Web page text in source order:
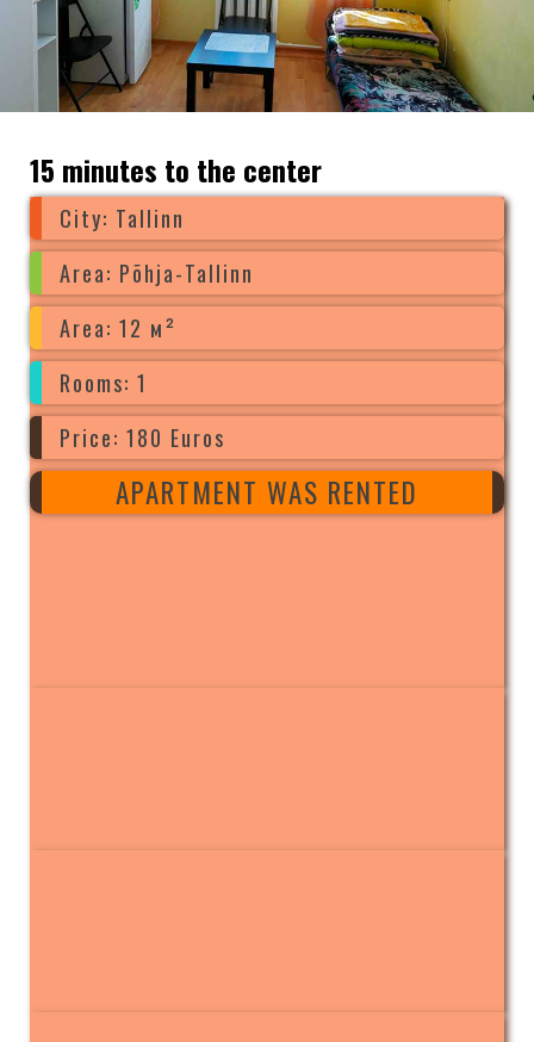
15 minutes to the center
City: Tallinn
Area: Põhja-Tallinn
Area: 12 м²
Rooms: 1
Price: 180 Euros
APARTMENT WAS RENTED